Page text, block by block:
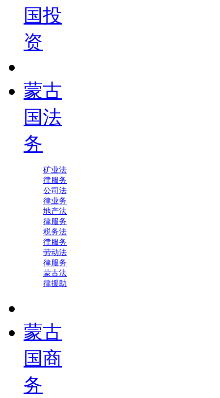
国投
资
蒙古
国法
务
矿业法
律服务
公司法
律业务
地产法
律服务
税务法
律服务
劳动法
律服务
蒙古法
律援助
蒙古
国商
务